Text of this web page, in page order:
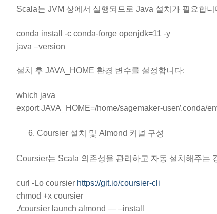
Scala는 JVM 상에서 실행되므로 Java 설치가 필요합
conda install -c conda-forge openjdk=11 -y
java –version
설치 후 JAVA_HOME 환경 변수를 설정합니다:
which java
export JAVA_HOME=/home/sagemaker-user/.conda/
Coursier 설치 및 Almond 커널 구성
Coursier는 Scala 의존성을 관리하고 자동 설치해주는
curl -Lo coursier https://git.io/coursier-cli
chmod +x coursier
./coursier launch almond — –install